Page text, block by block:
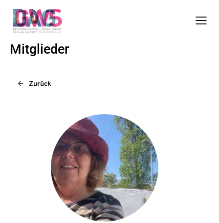
Mitglieder
Zurück